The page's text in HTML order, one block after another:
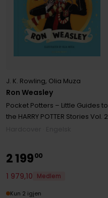
Ron Weasley
J. K. Rowling, Olia Muza
Pocket Potters – Little Guides to
the HARRY POTTER Stories Vol. 2
219900
1 979,10 Medlem
Kun 2 igjen